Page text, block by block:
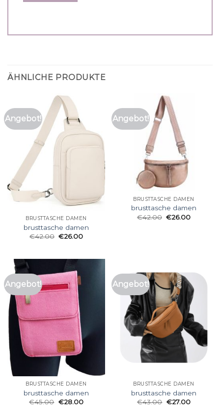
ÄHNLICHE PRODUKTE
Angebot!
BRUSTTASCHE DAMEN
brusttasche damen
€42.00 €26.00
Angebot!
BRUSTTASCHE DAMEN
brusttasche damen
€42.00 €26.00
Angebot!
BRUSTTASCHE DAMEN
brusttasche damen
€45.00 €28.00
Angebot!
BRUSTTASCHE DAMEN
brusttasche damen
€43.00 €27.00